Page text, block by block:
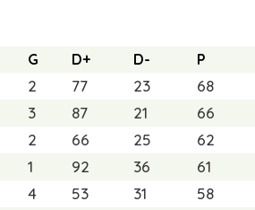
G D+ D- P
2 77 23
68
3 87 21
66
2 66 25
62
1 92 36
61
4 53 31
58